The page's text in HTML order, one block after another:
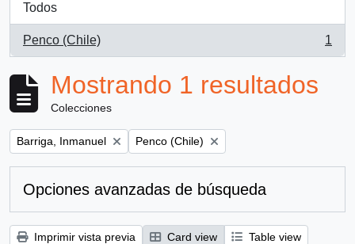
Todos
Penco (Chile)
, 1 resultados
1
Mostrando 1 resultados
Colecciones
Remove filter:
Barriga, Inmanuel Remove filter:
Penco (Chile)
Opciones avanzadas de búsqueda
Imprimir vista previa Card view
Table view